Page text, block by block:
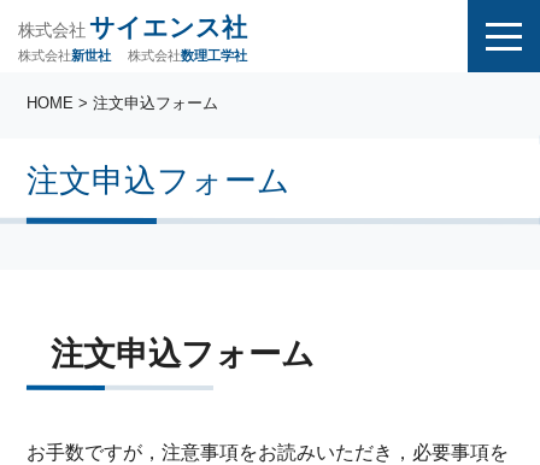
株式会社 サイエンス社
株式会社新世社 株式会社数理工学社
注文申込フォーム
HOME > 注文申込フォーム
注文申込フォーム
お手数ですが，注意事項をお読みいただき，必要事項を